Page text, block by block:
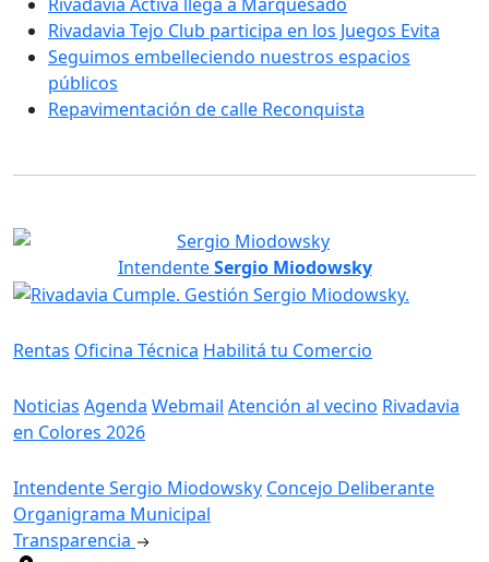
Rivadavia Tejo Club participa en los Juegos Evita
Seguimos embelleciendo nuestros espacios
públicos
Repavimentación de calle Reconquista
IntendenteSergio Miodowsky
Rentas Oficina Técnica Habilitá tu Comercio
Noticias Agenda Webmail Atención al vecino Rivadavia
en Colores 2026
Intendente Sergio Miodowsky Concejo Deliberante
Organigrama Municipal
Transparencia